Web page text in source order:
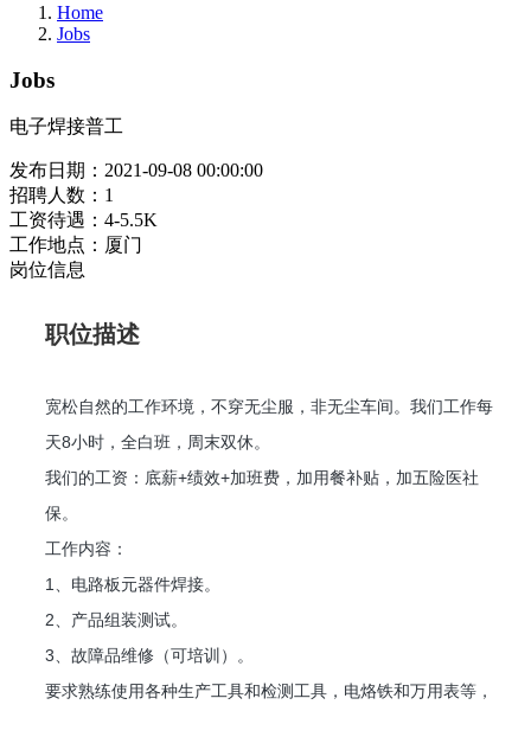
Home
Jobs
Jobs
电子焊接普工
发布日期： 2021-09-08 00:00:00
招聘人数： 1
工资待遇： 4-5.5K
工作地点： 厦门
岗位信息
职位描述
宽松自然的工作环境，不穿无尘服，非无尘车间。我们工作每
天8小时，全白班，周末双休。
我们的工资：底薪+绩效+加班费，加用餐补贴，加五险医社
保。
工作内容：
1、电路板元器件焊接。
2、产品组装测试。
3、故障品维修（可培训）。
要求熟练使用各种生产工具和检测工具，电烙铁和万用表等，